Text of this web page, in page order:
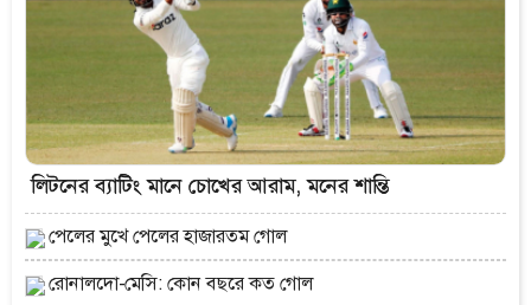
লিটনের ব্যাটিং মানে চোখের আরাম, মনের শান্তি
পেলের মুখে পেলের হাজারতম গোল
রোনালদো-মেসি: কোন বছরে কত গোল